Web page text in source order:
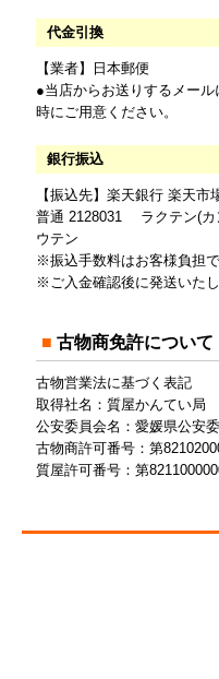
代金引換
【業者】日本郵便
●当店からお送りするメー
時にご用意ください。
銀行振込
【振込先】楽天銀行 楽天市
普通 2128031 ラクテン(カ
ウテン
※振込手数料はお客様負担で
※ご入金確認後に発送いたし
■ 古物商免許について
古物営業法に基づく表記
取得社名：質屋かんてい局
公安委員会名：愛媛県公安
古物商許可番号：第
質屋許可番号：第